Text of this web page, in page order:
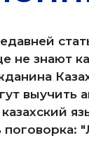
не знают
выучить